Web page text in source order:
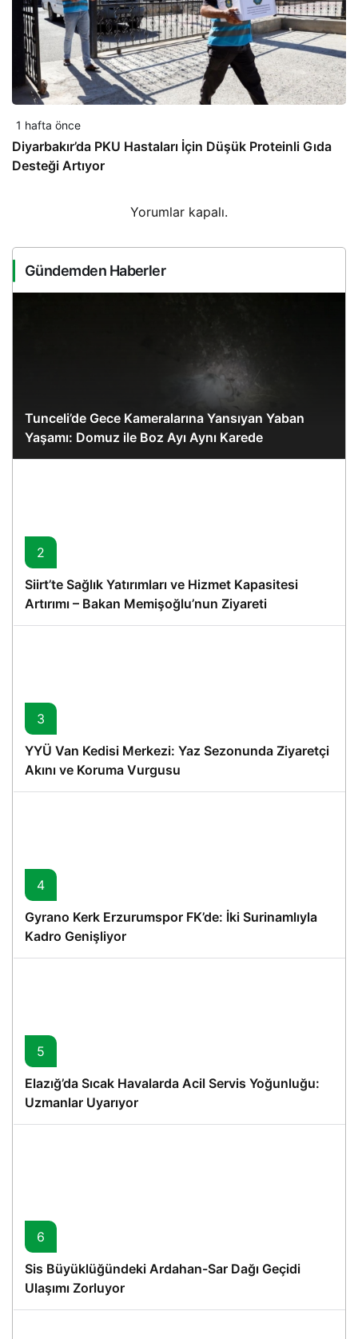
1 hafta önce
Diyarbakır’da PKU Hastaları İçin Düşük Proteinli Gıda
Desteği Artıyor
Yorumlar kapalı.
Gündemden Haberler
Tunceli’de Gece Kameralarına Yansıyan Yaban
Yaşamı: Domuz ile Boz Ayı Aynı Karede
2
Siirt’te Sağlık Yatırımları ve Hizmet Kapasitesi
Artırımı – Bakan Memişoğlu’nun Ziyareti
3
YYÜ Van Kedisi Merkezi: Yaz Sezonunda Ziyaretçi
Akını ve Koruma Vurgusu
4
Gyrano Kerk Erzurumspor FK’de: İki Surinamlıyla
Kadro Genişliyor
5
Elazığ’da Sıcak Havalarda Acil Servis Yoğunluğu:
Uzmanlar Uyarıyor
6
Sis Büyüklüğündeki Ardahan-Sar Dağı Geçidi
Ulaşımı Zorluyor